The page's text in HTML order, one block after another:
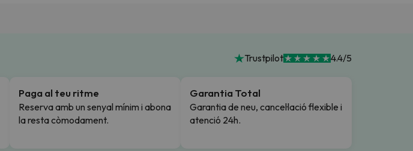
Trustpilot 4.4/5
Paga al teu ritme
Reserva amb un senyal mínim i abona
la resta còmodament.
Garantia Total
Garantia de neu, cancel·lació flexible i
atenció 24h.